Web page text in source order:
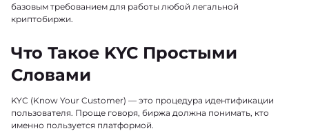
базовым требованием для работы любой легальной
криптобиржи.
Что Такое KYC Простыми
Словами
KYC (Know Your Customer) — это процедура идентификации
пользователя. Проще говоря, биржа должна понимать, кто
именно пользуется платформой.